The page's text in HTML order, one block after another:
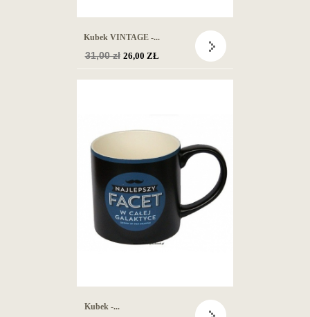
Kubek VINTAGE -...
Cena
31,00 zł 26,00 ZŁ
Kubek -...